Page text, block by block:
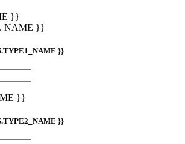
}}
NAME }}
}}
}}
}}